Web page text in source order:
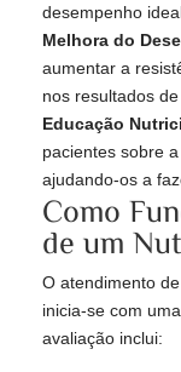
desempenho
Melhora do
aumentar a
nos resultados
Educação
pacientes sobre
ajudando-os a
Como
de um
O atendimento
inicia-se com
avaliação inclui: